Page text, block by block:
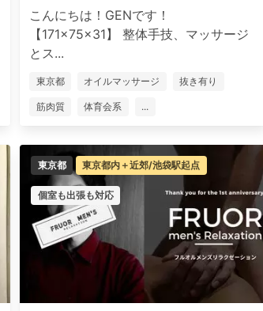
こんにちは！GENです！
【171×75×31】 整体手技、マッサージ
とス...
東京都 オイルマッサージ 抜き有り
筋肉質 体育会系 ...
東京都 東京都内＋近郊/池袋駅起点
個室も出張も対応